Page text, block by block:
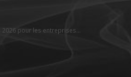
2026 pour les entreprises...